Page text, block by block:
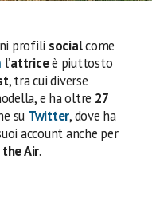
profili socialcome
l’attriceè piuttosto
, tra cui diverse
e ha oltre 27
su Twitter, dove ha
account anche per
the Air.